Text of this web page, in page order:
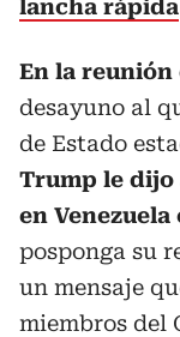
lancha rápida
En la reunión
desayuno al
de Estado
Trump le dijo
en
posponga su
un mensaje
miembros del